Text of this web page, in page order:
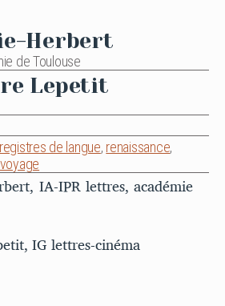
Herbert
de Toulouse
Lepetit
registres de langue, renaissance,
voyage
IA-IPR lettres, académie
IG lettres-cinéma